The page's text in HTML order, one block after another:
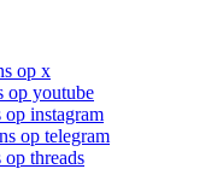
op x
op youtube
op instagram
op telegram
threads